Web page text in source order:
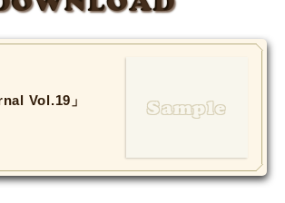
Vol.19」
DIARY